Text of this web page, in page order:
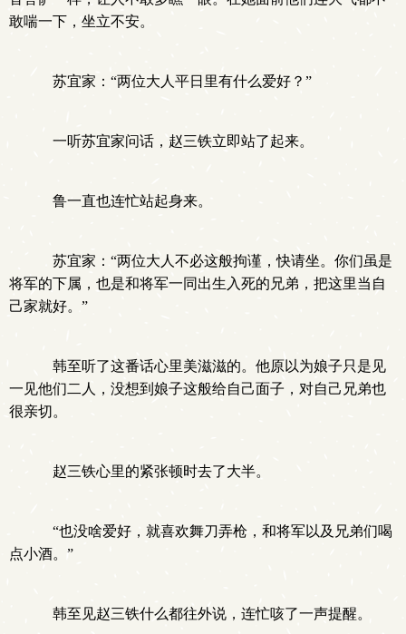
敢喘一下，坐立不安。
苏宜家：“两位大人平日里有什么爱好？”
一听苏宜家问话，赵三铁立即站了起来。
鲁一直也连忙站起身来。
苏宜家：“两位大人不必这般拘谨，快请坐。你们虽是
将军的下属，也是和将军一同出生入死的兄弟，把这里当自
己家就好。”
韩至听了这番话心里美滋滋的。他原以为娘子只是见
一见他们二人，没想到娘子这般给自己面子，对自己兄弟也
很亲切。
赵三铁心里的紧张顿时去了大半。
“也没啥爱好，就喜欢舞刀弄枪，和将军以及兄弟们喝
点小酒。”
韩至见赵三铁什么都往外说，连忙咳了一声提醒。